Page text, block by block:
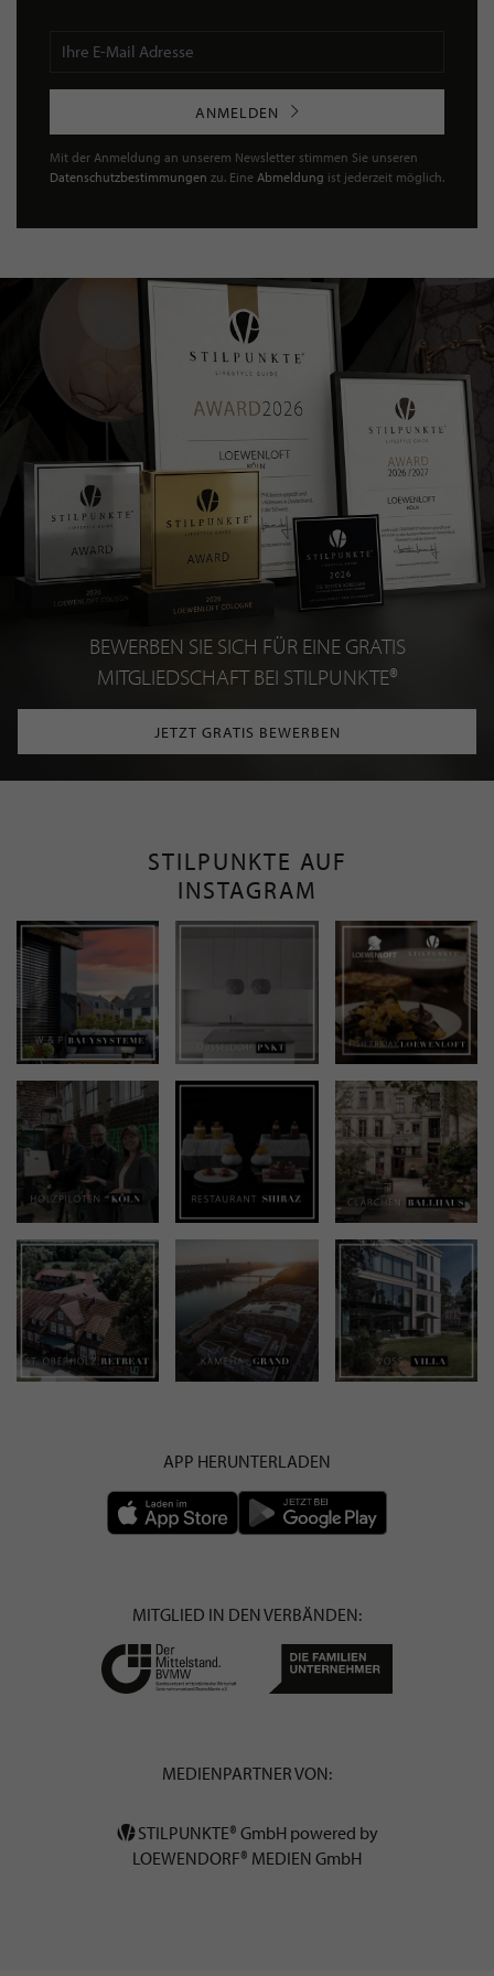
ANMELDEN
Mit der Anmeldung an unserem Newsletter stimmen Sie unseren
Datenschutzbestimmungen zu. Eine Abmeldung ist jederzeit möglich.
BEWERBEN SIE SICH FÜR EINE GRATIS
MITGLIEDSCHAFT BEI STILPUNKTE®
JETZT GRATIS BEWERBEN
STILPUNKTE AUF
INSTAGRAM
APP HERUNTERLADEN
MITGLIED IN DEN VERBÄNDEN:
MEDIENPARTNER VON:
STILPUNKTE® GmbH powered by
LOEWENDORF® MEDIEN GmbH